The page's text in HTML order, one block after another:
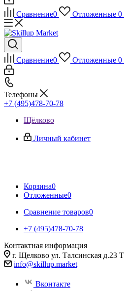
Сравнение0 Отложенные 0
Сравнение0 Отложенные 0
Телефоны
+7 (495)478-70-78
Щёлково
Личный кабинет
Корзина0
Отложенные0
Сравнение товаров0
+7 (495)478-70-78
Контактная информация
г. Щелково ул. Талсинская
info@skillup.market
Вконтакте